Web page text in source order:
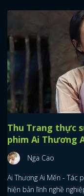
Thu Trang thực
phim Ai Thương
Nga Cao
Ai Thương Ai Mến - Tác
hiện bản lĩnh nghề